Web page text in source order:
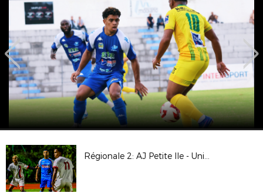
Régionale 2: AJ Petite Ile - Union Sporting Bénédictine